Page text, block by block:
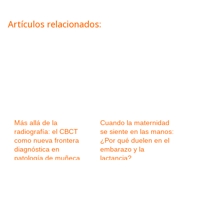
Artículos relacionados:
Más allá de la
radiografía: el CBCT
como nueva frontera
diagnóstica en
patología de muñeca
Cuando la maternidad
se siente en las manos:
¿Por qué duelen en el
embarazo y la
lactancia?